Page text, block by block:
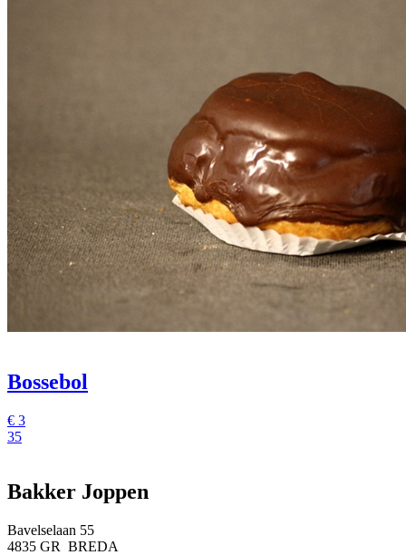
Bossebol
€ 3
35
Bakker Joppen
Bavelselaan 55
4835 GR BREDA